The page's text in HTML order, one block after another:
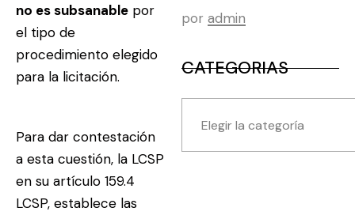
no es subsanable por
el tipo de
procedimiento elegido
para la licitación.
Para dar contestación
a esta cuestión, la LCSP
en su artículo 159.4
LCSP, establece las
por admin
CATEGORIAS